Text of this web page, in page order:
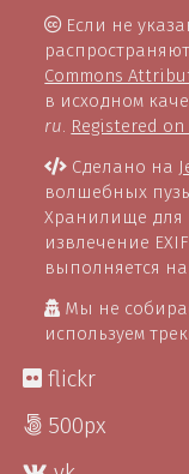
Если не
Commons
в исходном
ru Registered
Сделано на
волшебных
Хранилище для
извлечение
выполняется на
Мы не
используем
flickr
500px